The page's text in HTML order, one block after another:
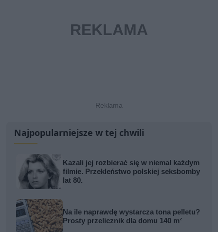
Najpopularniejsze w tej chwili
Kazali jej rozbierać się w niemal każdym
filmie. Przekleństwo polskiej seksbomby
lat 80.
Na ile naprawdę wystarcza tona pelletu?
Prosty przelicznik dla domu 140 m²